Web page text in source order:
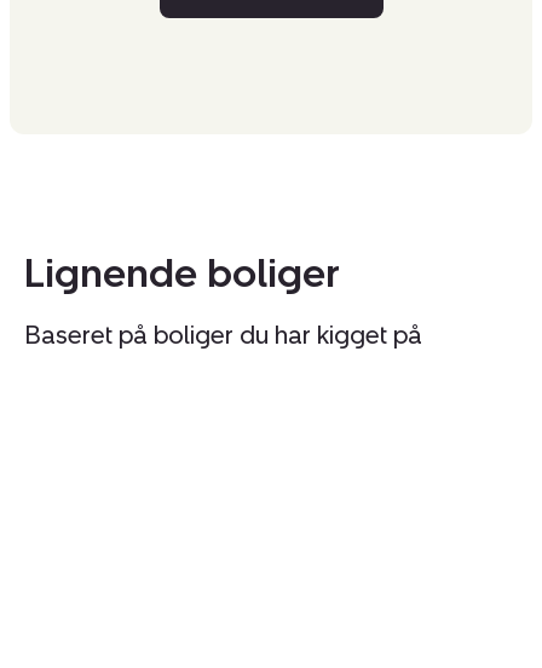
Lignende boliger
Baseret på boliger du har kigget på